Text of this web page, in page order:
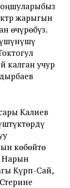
жарыгын
өчүрөбүз.
калган учур
Калиев
көбөйтө
Нарын
Күрп-Сай,